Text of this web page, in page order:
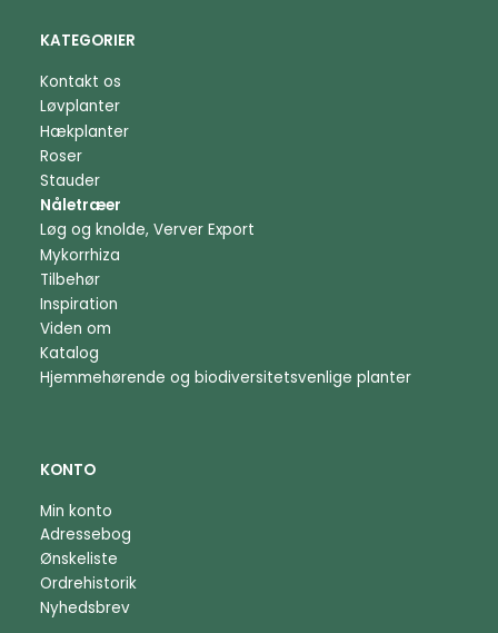
KATEGORIER
Kontakt os
Løvplanter
Hækplanter
Roser
Stauder
Nåletræer
Løg og knolde, Verver Export
Mykorrhiza
Tilbehør
Inspiration
Viden om
Katalog
Hjemmehørende og biodiversitetsvenlige planter
KONTO
Min konto
Adressebog
Ønskeliste
Ordrehistorik
Nyhedsbrev